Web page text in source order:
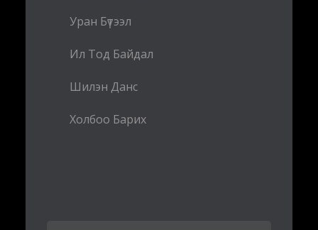
Уран Бүтээл
Ил Тод Байдал
Шилэн Данс
Холбоо Барих